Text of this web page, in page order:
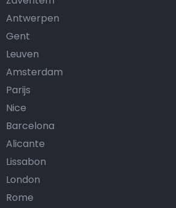
Antwerpen
Gent
Leuven
Amsterdam
Parijs
Nice
Barcelona
Alicante
Lissabon
London
Rome